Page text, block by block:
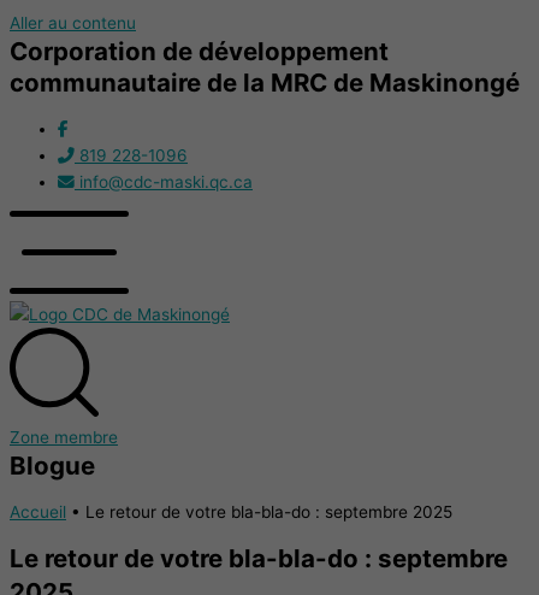
Aller au contenu
Corporation de développement
communautaire de la MRC de Maskinongé
819 228-1096
info@cdc-maski.qc.ca
Zone membre
Blogue
Accueil • Le retour de votre bla-bla-do : septembre 2025
Le retour de votre bla-bla-do : septembre